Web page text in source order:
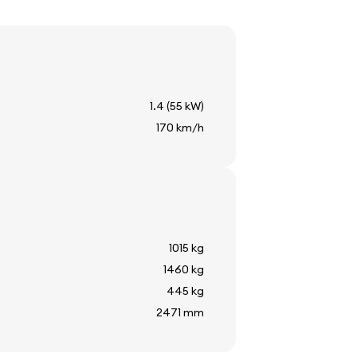
1.4 (55 kW)
170 km/h
1015 kg
1460 kg
445 kg
2471 mm